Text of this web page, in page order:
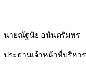
นายณัฐนัย อนันตรัมพร
ประธานเจ้าหน้าที่บริหาร